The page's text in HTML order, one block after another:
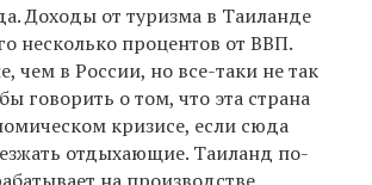
Доходы от туризма в Таиланде
несколько процентов от ВВП.
чем в России, но все-таки не так
говорить о том, что эта страна
кризисе, если сюда
отдыхающие. Таиланд по-
на производстве